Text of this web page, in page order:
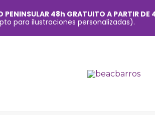
PENINSULAR 48h GRATUITO A PARTIR DE
para ilustraciones personalizadas).